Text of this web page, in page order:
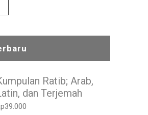
Ratib; Arab,
dan Terjemah
39.000